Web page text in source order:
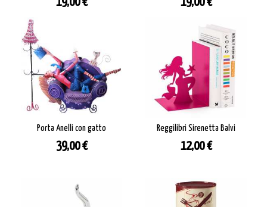
19,00 € 19,00 €
Porta Anelli con gatto
Prezzo
39,00 €
Reggilibri Sirenetta Balvi
Prezzo
12,00 €